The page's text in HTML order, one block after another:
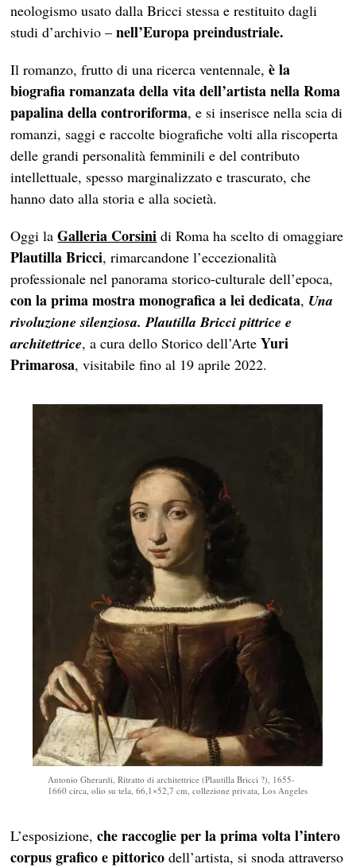
neologismo usato dalla Bricci stessa e restituito dagli
studi d’archivio –nell’Europa preindustriale.
Il romanzo, frutto di una ricerca ventennale, è la
biografia romanzata della vita dell’artista nella Roma
papalina della controriforma, e si inserisce nella scia di
romanzi, saggi e raccolte biografiche volti alla riscoperta
delle grandi personalità femminili e del contributo
intellettuale, spesso marginalizzato e trascurato, che
hanno dato alla storia e alla società.
Oggi laGalleria Corsini di Roma ha scelto di omaggiare
Plautilla Bricci, rimarcandone l’eccezionalità
professionale nel panorama storico-culturale dell’epoca,
con la prima mostra monografica a lei dedicata, Una
rivoluzione silenziosa. Plautilla Bricci pittrice e
architettrice, a cura dello Storico dell’ArteYuri
Primarosa, visitabile fino al 19 aprile 2022.
Antonio Gherardi, Ritratto di architettrice (Plautilla Bricci ?), 1655-
1660 circa, olio su tela, 66,1×52,7 cm, collezione privata, Los Angeles
L’esposizione,che raccoglie per la prima volta l’intero
corpus grafico e pittorico dell’artista, si snoda attraverso